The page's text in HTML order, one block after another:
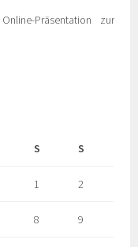
Präsentation zur
S S
1 2
8 9